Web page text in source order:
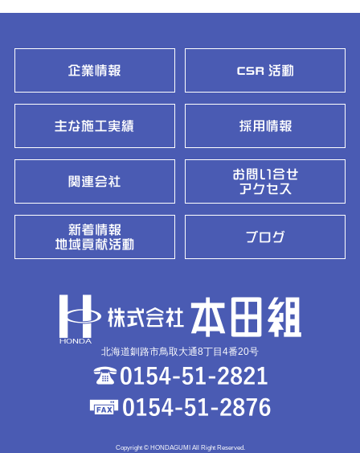
北海道釧路市鳥取大通8丁目4番20号
Copyright © HONDAGUMI All Right Reserved.